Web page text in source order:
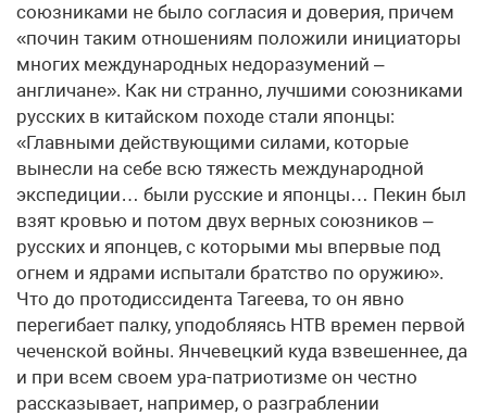
союзниками не было согласия и доверия, причем
«почин таким отношениям положили инициаторы
многих международных недоразумений –
англичане». Как ни странно, лучшими союзниками
русских в китайском походе стали японцы:
«Главными действующими силами, которые
вынесли на себе всю тяжесть международной
экспедиции… были русские и японцы… Пекин был
взят кровью и потом двух верных союзников –
русских и японцев, с которыми мы впервые под
огнем и ядрами испытали братство по оружию».
Что до протодиссидента Тагеева, то он явно
перегибает палку, уподобляясь НТВ времен первой
чеченской войны. Янчевецкий куда взвешеннее, да
и при всем своем ура-патриотизме он честно
рассказывает, например, о разграблении